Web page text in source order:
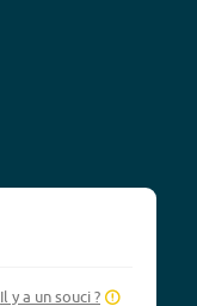
Il y a un souci ?